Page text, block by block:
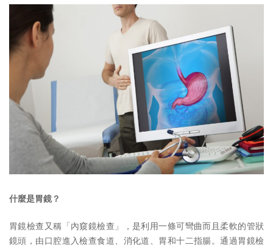
什麼是胃鏡？
胃鏡檢查又稱「內窺鏡檢查」，是利用一條可彎曲而且柔軟的管狀
鏡頭，由口腔進入檢查食道、消化道、胃和十二指腸。通過胃鏡檢